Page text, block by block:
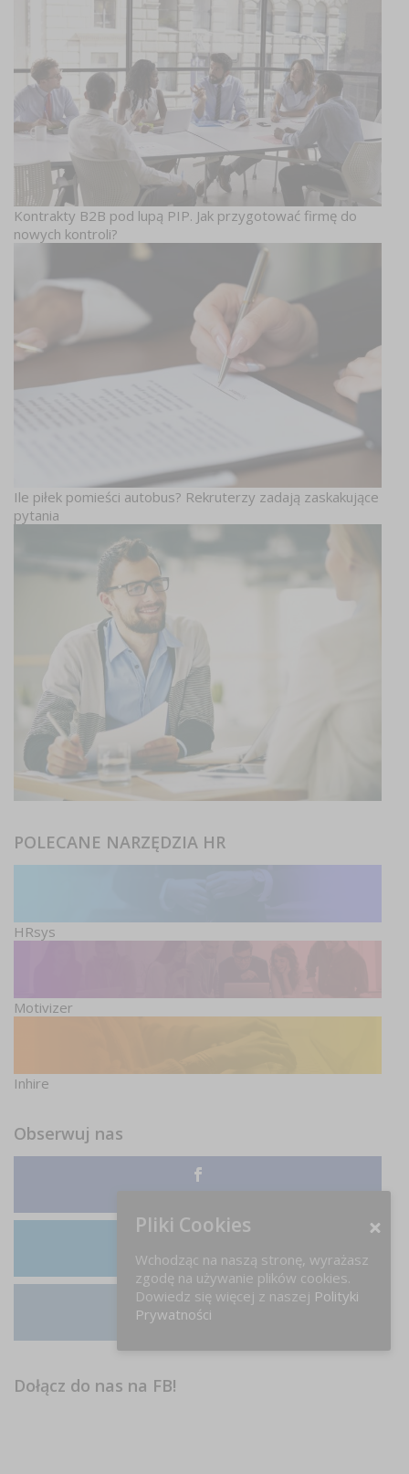
Kontrakty B2B pod lupą PIP. Jak przygotować firmę do
nowych kontroli?
Ile piłek pomieści autobus? Rekruterzy zadają zaskakujące
pytania
POLECANE NARZĘDZIA HR
HRsys
Motivizer
Inhire
Obserwuj nas
LinkedIn
Instagram
Dołącz do nas na FB!
Pliki Cookies
Wchodząc na naszą stronę, wyrażasz
zgodę na używanie plików cookies.
Dowiedz się więcej z naszej Polityki
Prywatności